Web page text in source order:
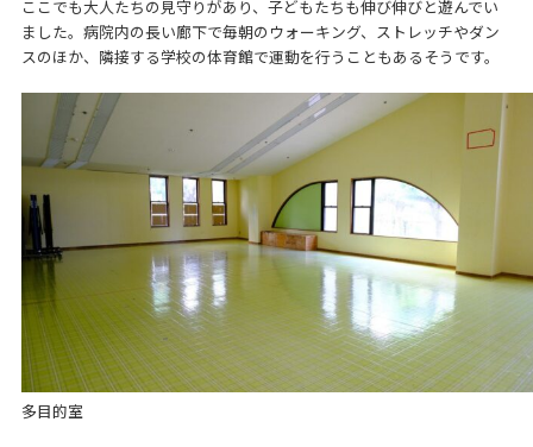
ここでも大人たちの見守りがあり、子どもたちも伸び伸びと遊んでい
ました。病院内の長い廊下で毎朝のウォーキング、ストレッチやダン
スのほか、隣接する学校の体育館で運動を行うこともあるそうです。
多目的室